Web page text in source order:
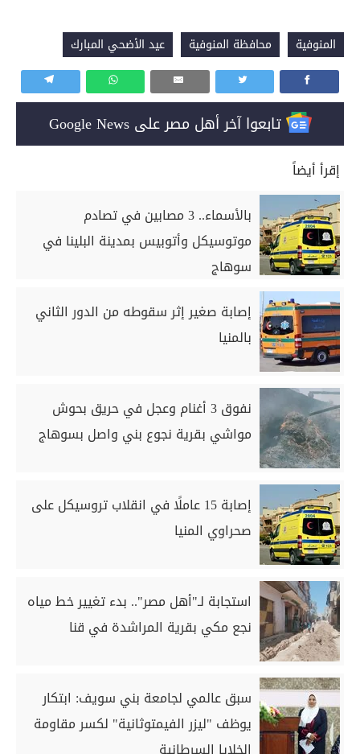
المنوفية محافظة المنوفية عيد الأضحي المبارك
تابعوا آخر أهل مصر على Google News
إقرأ أيضاً
بالأسماء.. 3 مصابين في تصادم
موتوسيكل وأتوبيس بمدينة البلينا في
سوهاج
إصابة صغير إثر سقوطه من الدور الثاني
بالمنيا
نفوق 3 أغنام وعجل في حريق بحوش
مواشي بقرية نجوع بني واصل بسوهاج
إصابة 15 عاملًا في انقلاب تروسيكل على
صحراوي المنيا
استجابة لـ"أهل مصر".. بدء تغيير خط مياه
نجع مكي بقرية المراشدة في قنا
سبق عالمي لجامعة بني سويف: ابتكار
يوظف "ليزر الفيمتوثانية" لكسر مقاومة